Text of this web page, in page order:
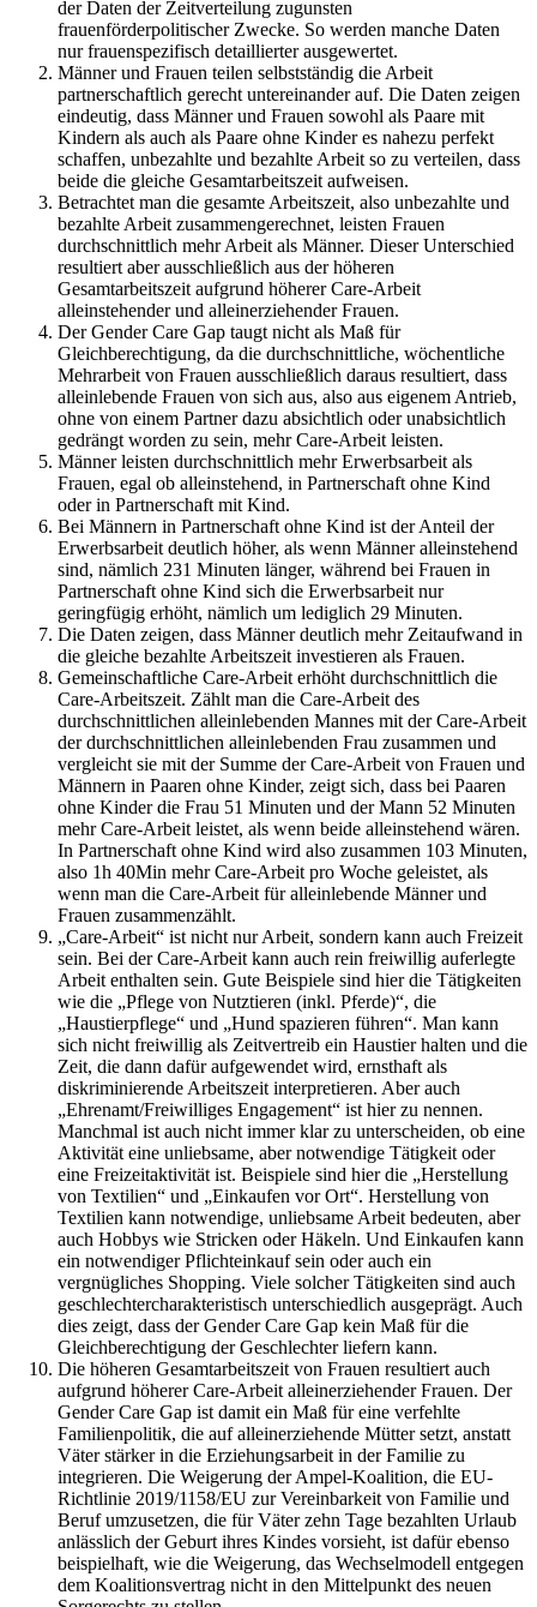
der Daten der Zeitverteilung zugunsten
frauenförderpolitischer Zwecke. So werden manche Daten
nur frauenspezifisch detaillierter ausgewertet.
Männer und Frauen teilen selbstständig die Arbeit
partnerschaftlich gerecht untereinander auf. Die Daten zeigen
eindeutig, dass Männer und Frauen sowohl als Paare mit
Kindern als auch als Paare ohne Kinder es nahezu perfekt
schaffen, unbezahlte und bezahlte Arbeit so zu verteilen, dass
beide die gleiche Gesamtarbeitszeit aufweisen.
Betrachtet man die gesamte Arbeitszeit, also unbezahlte und
bezahlte Arbeit zusammengerechnet, leisten Frauen
durchschnittlich mehr Arbeit als Männer. Dieser Unterschied
resultiert aber ausschließlich aus der höheren
Gesamtarbeitszeit aufgrund höherer Care-Arbeit
alleinstehender und alleinerziehender Frauen.
Der Gender Care Gap taugt nicht als Maß für
Gleichberechtigung, da die durchschnittliche, wöchentliche
Mehrarbeit von Frauen ausschließlich daraus resultiert, dass
alleinlebende Frauen von sich aus, also aus eigenem Antrieb,
ohne von einem Partner dazu absichtlich oder unabsichtlich
gedrängt worden zu sein, mehr Care-Arbeit leisten.
Männer leisten durchschnittlich mehr Erwerbsarbeit als
Frauen, egal ob alleinstehend, in Partnerschaft ohne Kind
oder in Partnerschaft mit Kind.
Bei Männern in Partnerschaft ohne Kind ist der Anteil der
Erwerbsarbeit deutlich höher, als wenn Männer alleinstehend
sind, nämlich 231 Minuten länger, während bei Frauen in
Partnerschaft ohne Kind sich die Erwerbsarbeit nur
geringfügig erhöht, nämlich um lediglich 29 Minuten.
Die Daten zeigen, dass Männer deutlich mehr Zeitaufwand in
die gleiche bezahlte Arbeitszeit investieren als Frauen.
Gemeinschaftliche Care-Arbeit erhöht durchschnittlich die
Care-Arbeitszeit. Zählt man die Care-Arbeit des
durchschnittlichen alleinlebenden Mannes mit der Care-Arbeit
der durchschnittlichen alleinlebenden Frau zusammen und
vergleicht sie mit der Summe der Care-Arbeit von Frauen und
Männern in Paaren ohne Kinder, zeigt sich, dass bei Paaren
ohne Kinder die Frau 51 Minuten und der Mann 52 Minuten
mehr Care-Arbeit leistet, als wenn beide alleinstehend wären.
In Partnerschaft ohne Kind wird also zusammen 103 Minuten,
also 1h 40Min mehr Care-Arbeit pro Woche geleistet, als
wenn man die Care-Arbeit für alleinlebende Männer und
Frauen zusammenzählt.
„Care-Arbeit“ ist nicht nur Arbeit, sondern kann auch Freizeit
sein. Bei der Care-Arbeit kann auch rein freiwillig auferlegte
Arbeit enthalten sein. Gute Beispiele sind hier die Tätigkeiten
wie die „Pflege von Nutztieren (inkl. Pferde)“, die
„Haustierpflege“ und „Hund spazieren führen“. Man kann
sich nicht freiwillig als Zeitvertreib ein Haustier halten und die
Zeit, die dann dafür aufgewendet wird, ernsthaft als
diskriminierende Arbeitszeit interpretieren. Aber auch
„Ehrenamt/Freiwilliges Engagement“ ist hier zu nennen.
Manchmal ist auch nicht immer klar zu unterscheiden, ob eine
Aktivität eine unliebsame, aber notwendige Tätigkeit oder
eine Freizeitaktivität ist. Beispiele sind hier die „Herstellung
von Textilien“ und „Einkaufen vor Ort“. Herstellung von
Textilien kann notwendige, unliebsame Arbeit bedeuten, aber
auch Hobbys wie Stricken oder Häkeln. Und Einkaufen kann
ein notwendiger Pflichteinkauf sein oder auch ein
vergnügliches Shopping. Viele solcher Tätigkeiten sind auch
geschlechtercharakteristisch unterschiedlich ausgeprägt. Auch
dies zeigt, dass der Gender Care Gap kein Maß für die
Gleichberechtigung der Geschlechter liefern kann.
Die höheren Gesamtarbeitszeit von Frauen resultiert auch
aufgrund höherer Care-Arbeit alleinerziehender Frauen. Der
Gender Care Gap ist damit ein Maß für eine verfehlte
Familienpolitik, die auf alleinerziehende Mütter setzt, anstatt
Väter stärker in die Erziehungsarbeit in der Familie zu
integrieren. Die Weigerung der Ampel-Koalition, die EU-
Richtlinie 2019/1158/EU zur Vereinbarkeit von Familie und
Beruf umzusetzen, die für Väter zehn Tage bezahlten Urlaub
anlässlich der Geburt ihres Kindes vorsieht, ist dafür ebenso
beispielhaft, wie die Weigerung, das Wechselmodell entgegen
dem Koalitionsvertrag nicht in den Mittelpunkt des neuen